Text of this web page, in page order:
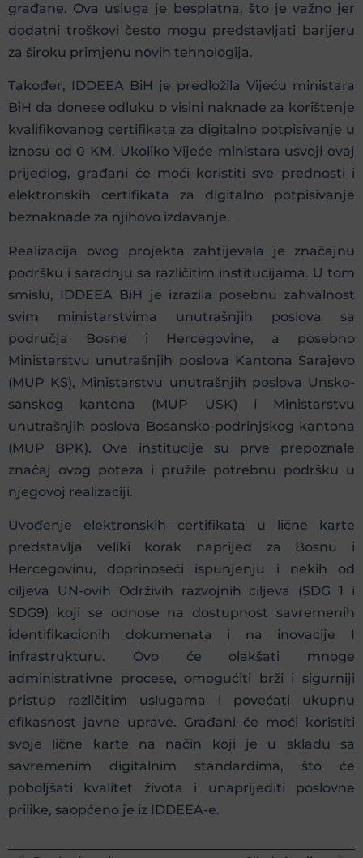
građane. Ova usluga je besplatna, što je važno jer
dodatni troškovi često mogu predstavljati barijeru
za široku primjenu novih tehnologija.
Također, IDDEEA BiH je predložila Vijeću ministara
BiH da donese odluku o visini naknade za korištenje
kvalifikovanog certifikata za digitalno potpisivanje u
iznosu od 0 KM. Ukoliko Vijeće ministara usvoji ovaj
prijedlog, građani će moći koristiti sve prednosti i
elektronskih certifikata za digitalno potpisivanje
beznaknade za njihovo izdavanje.
Realizacija ovog projekta zahtijevala je značajnu
podršku i saradnju sa različitim institucijama. U tom
smislu, IDDEEA BiH je izrazila posebnu zahvalnost
svim ministarstvima unutrašnjih poslova sa
područja Bosne i Hercegovine, a posebno
Ministarstvu unutrašnjih poslova Kantona Sarajevo
(MUP KS), Ministarstvu unutrašnjih poslova Unsko-
sanskog kantona (MUP USK) i Ministarstvu
unutrašnjih poslova Bosansko-podrinjskog kantona
(MUP BPK). Ove institucije su prve prepoznale
značaj ovog poteza i pružile potrebnu podršku u
njegovoj realizaciji.
Uvođenje elektronskih certifikata u lične karte
predstavlja veliki korak naprijed za Bosnu i
Hercegovinu, doprinoseći ispunjenju i nekih od
ciljeva UN-ovih Održivih razvojnih ciljeva (SDG 1 i
SDG9) koji se odnose na dostupnost savremenih
identifikacionih dokumenata i na inovacije I
infrastrukturu. Ovo će olakšati mnoge
administrativne procese, omogućiti brži i sigurniji
pristup različitim uslugama i povećati ukupnu
efikasnost javne uprave. Građani će moći koristiti
svoje lične karte na način koji je u skladu sa
savremenim digitalnim standardima, što će
poboljšati kvalitet života i unaprijediti poslovne
prilike, saopćeno je iz IDDEEA-e.